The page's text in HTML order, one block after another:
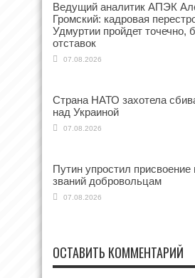
Ведущий аналитик АПЭК
Громский: кадровая
Удмуртии пройдет точечно,
отставок
07.08.2026
Страна НАТО захотела
над Украиной
07.08.2026
Путин упростил присвоение
званий добровольцам
07.08.2026
ОСТАВИТЬ КОММЕНТАРИЙ